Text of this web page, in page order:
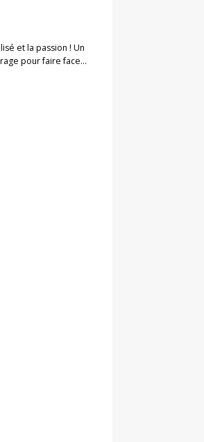
et la passion ! Un
pour faire face…